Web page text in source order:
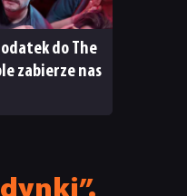
do The
zabierze nas